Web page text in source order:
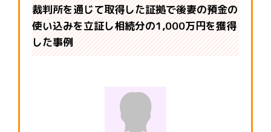
裁判所を通じて取得した証拠で後妻の預金の
使い込みを立証し相続分の1,000万円を獲得
した事例